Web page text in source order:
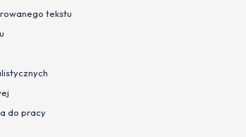
tekstu
do pracy